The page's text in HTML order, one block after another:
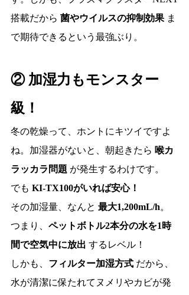
搭載だから 菌やウイルスの抑制効果 ま
で期待できるという最強ぶり。
② 加湿力もモンスター
級！
冬の乾燥って、ホントにキツイですよ
ね。加湿器がないと、朝起きたら 喉カ
ラッカラ問題 が発生するわけです。
でも KI-TX100がいれば安心！
その加湿量、なんと 最大1,200mL/h。
つまり、 ペットボトル2本分の水を1時
間で空気中に放出 するレベル！
しかも、 フィルター加湿方式 だから、
水が清潔に保たれてヌメリやカビが発